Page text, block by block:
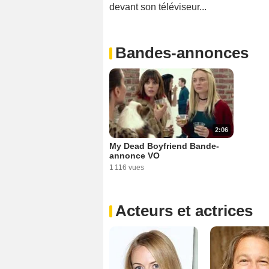
devant son téléviseur...
Bandes-annonces
2:06
My Dead Boyfriend Bande-
annonce VO
1 116 vues
Acteurs et actrices